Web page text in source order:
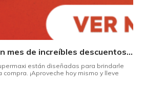
¡Prepárese para un mes de increíbles descuentos en Supermaxi!
están diseñadas para brindarle
¡Aproveche hoy mismo y lleve